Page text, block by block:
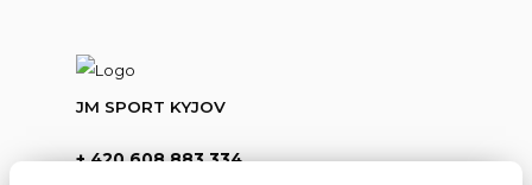
JM SPORT KYJOV
+ 420 608 883 334